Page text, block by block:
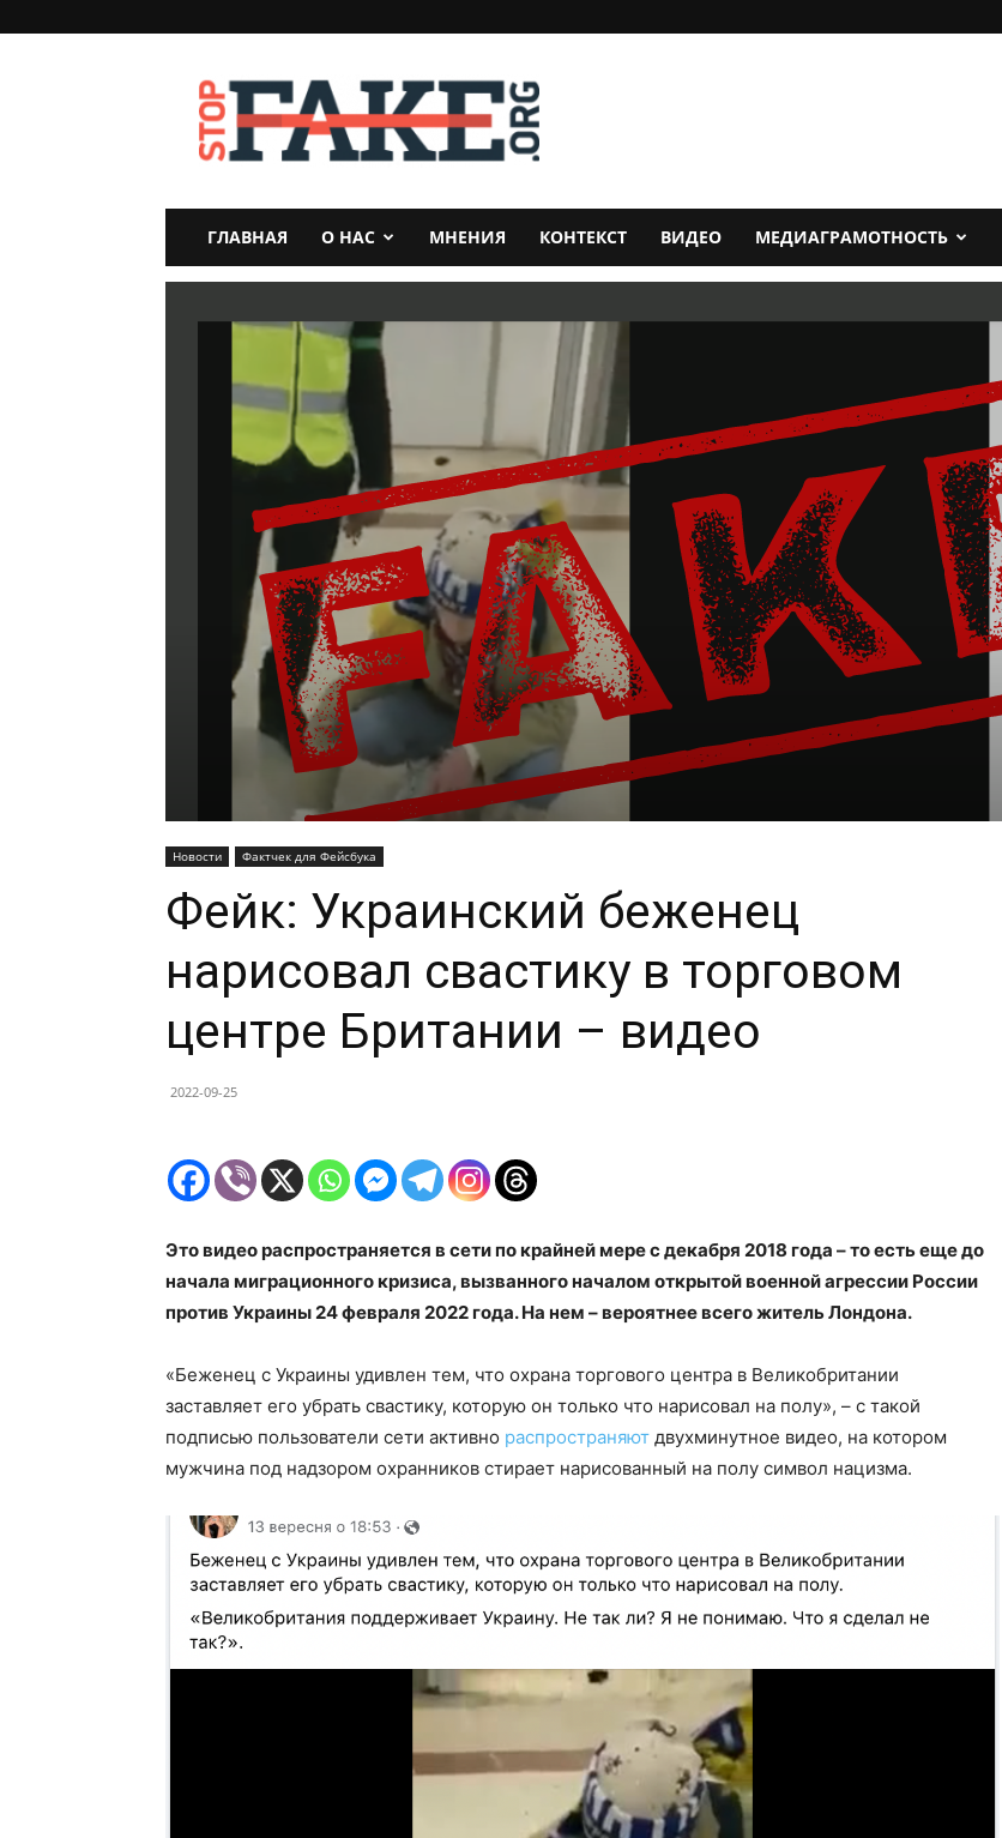
StopFake
ГЛАВНАЯ О НАС МНЕНИЯ КОНТЕКСТ ВИДЕО МЕДИАГРАМОТНОСТЬ
Новости Фактчек для Фейсбука
Фейк: Украинский беженец
нарисовал свастику в торговом
центре Британии – видео
2022-09-25
Это видео распространяется в сети по крайней мере с декабря 2018 года – то есть еще до
начала миграционного кризиса, вызванного началом открытой военной агрессии России
против Украины 24 февраля 2022 года. На нем – вероятнее всего житель Лондона.
«Беженец с Украины удивлен тем, что охрана торгового центра в Великобритании
заставляет его убрать свастику, которую он только что нарисовал на полу», – с такой
подписью пользователи сети активно распространяют двухминутное видео, на котором
мужчина под надзором охранников стирает нарисованный на полу символ нацизма.